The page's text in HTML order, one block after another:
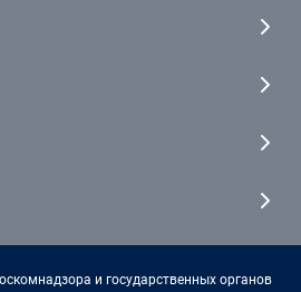
и государственных органов